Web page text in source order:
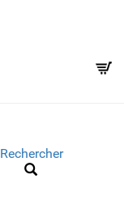
Rechercher